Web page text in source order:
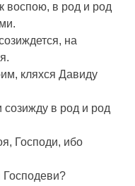
воспою, в род и род
на
кляхся Давиду
созижду в род и род
Господи, ибо
Господеви?